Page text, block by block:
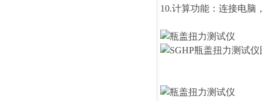
10.计算功能：连接电脑